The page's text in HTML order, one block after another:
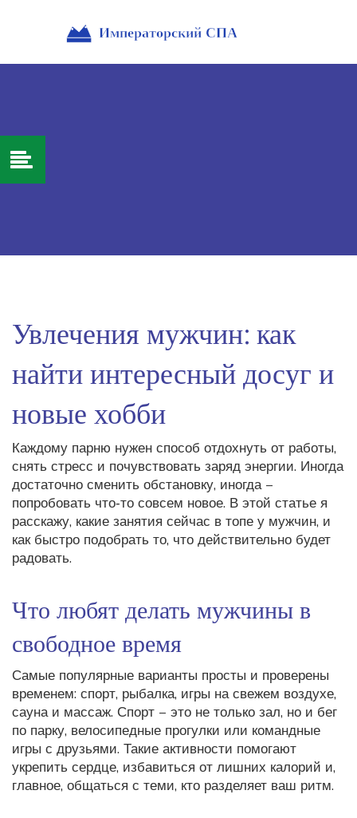
Увлечения мужчин: как
найти интересный досуг и
новые хобби
Каждому парню нужен способ отдохнуть от работы,
снять стресс и почувствовать заряд энергии. Иногда
достаточно сменить обстановку, иногда –
попробовать что‑то совсем новое. В этой статье я
расскажу, какие занятия сейчас в топе у мужчин, и
как быстро подобрать то, что действительно будет
радовать.
Что любят делать мужчины в
свободное время
Самые популярные варианты просты и проверены
временем: спорт, рыбалка, игры на свежем воздухе,
сауна и массаж. Спорт – это не только зал, но и бег
по парку, велосипедные прогулки или командные
игры с друзьями. Такие активности помогают
укрепить сердце, избавиться от лишних калорий и,
главное, общаться с теми, кто разделяет ваш ритм.